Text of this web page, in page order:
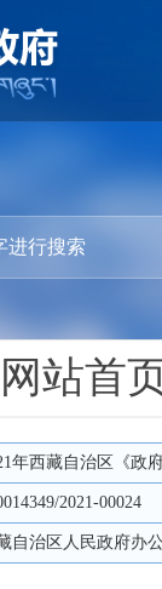
网站首
年西藏自治区《政
2021-00024
自治区人民政府办